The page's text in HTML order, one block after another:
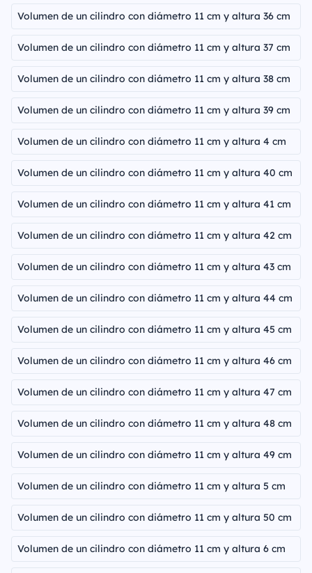
Volumen de un cilindro con diámetro 11 cm y altura 36 cm
Volumen de un cilindro con diámetro 11 cm y altura 37 cm
Volumen de un cilindro con diámetro 11 cm y altura 38 cm
Volumen de un cilindro con diámetro 11 cm y altura 39 cm
Volumen de un cilindro con diámetro 11 cm y altura 4 cm
Volumen de un cilindro con diámetro 11 cm y altura 40 cm
Volumen de un cilindro con diámetro 11 cm y altura 41 cm
Volumen de un cilindro con diámetro 11 cm y altura 42 cm
Volumen de un cilindro con diámetro 11 cm y altura 43 cm
Volumen de un cilindro con diámetro 11 cm y altura 44 cm
Volumen de un cilindro con diámetro 11 cm y altura 45 cm
Volumen de un cilindro con diámetro 11 cm y altura 46 cm
Volumen de un cilindro con diámetro 11 cm y altura 47 cm
Volumen de un cilindro con diámetro 11 cm y altura 48 cm
Volumen de un cilindro con diámetro 11 cm y altura 49 cm
Volumen de un cilindro con diámetro 11 cm y altura 5 cm
Volumen de un cilindro con diámetro 11 cm y altura 50 cm
Volumen de un cilindro con diámetro 11 cm y altura 6 cm